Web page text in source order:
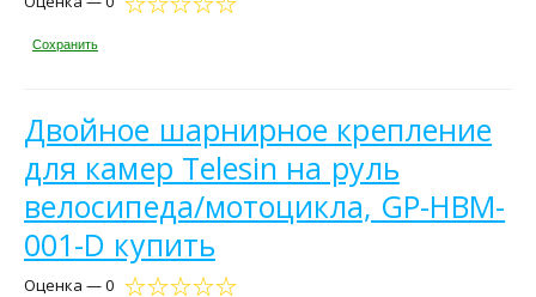
Сохранить
Двойное шарнирное крепление
для камер Telesin на руль
велосипеда/мотоцикла, GP-HBM-
001-D купить
Оценка — 0